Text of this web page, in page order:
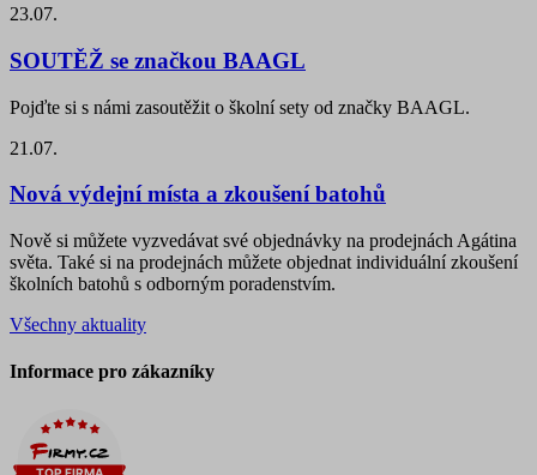
23.07.
SOUTĚŽ se značkou BAAGL
Pojďte si s námi zasoutěžit o školní sety od značky BAAGL.
21.07.
Nová výdejní místa a zkoušení batohů
Nově si můžete vyzvedávat své objednávky na prodejnách Agátina
světa. Také si na prodejnách můžete objednat individuální zkoušení
školních batohů s odborným poradenstvím.
Všechny aktuality
Informace pro zákazníky